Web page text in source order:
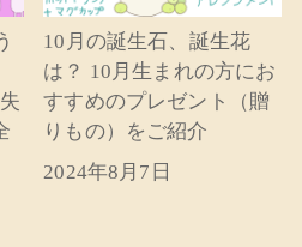
10月の誕生石、誕生花
は？ 10月生まれの方にお
すすめのプレゼント（贈
りもの）をご紹介
2024年8月7日